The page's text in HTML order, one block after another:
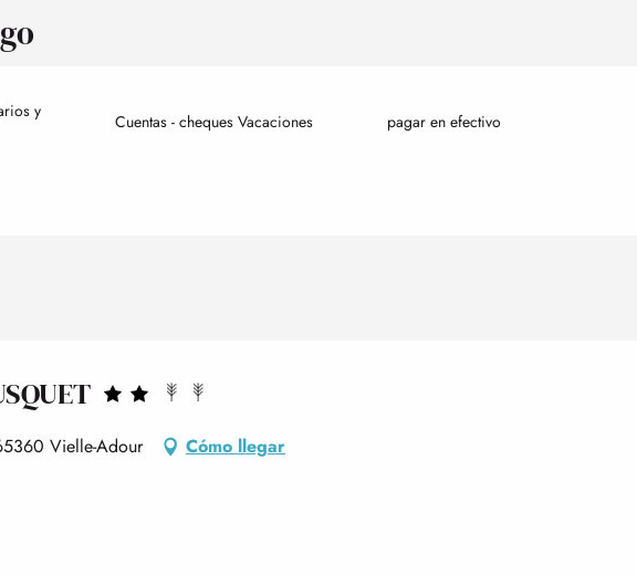
y
Cuentas - cheques Vacaciones pagar en efectivo
Vielle-Adour Cómo llegar